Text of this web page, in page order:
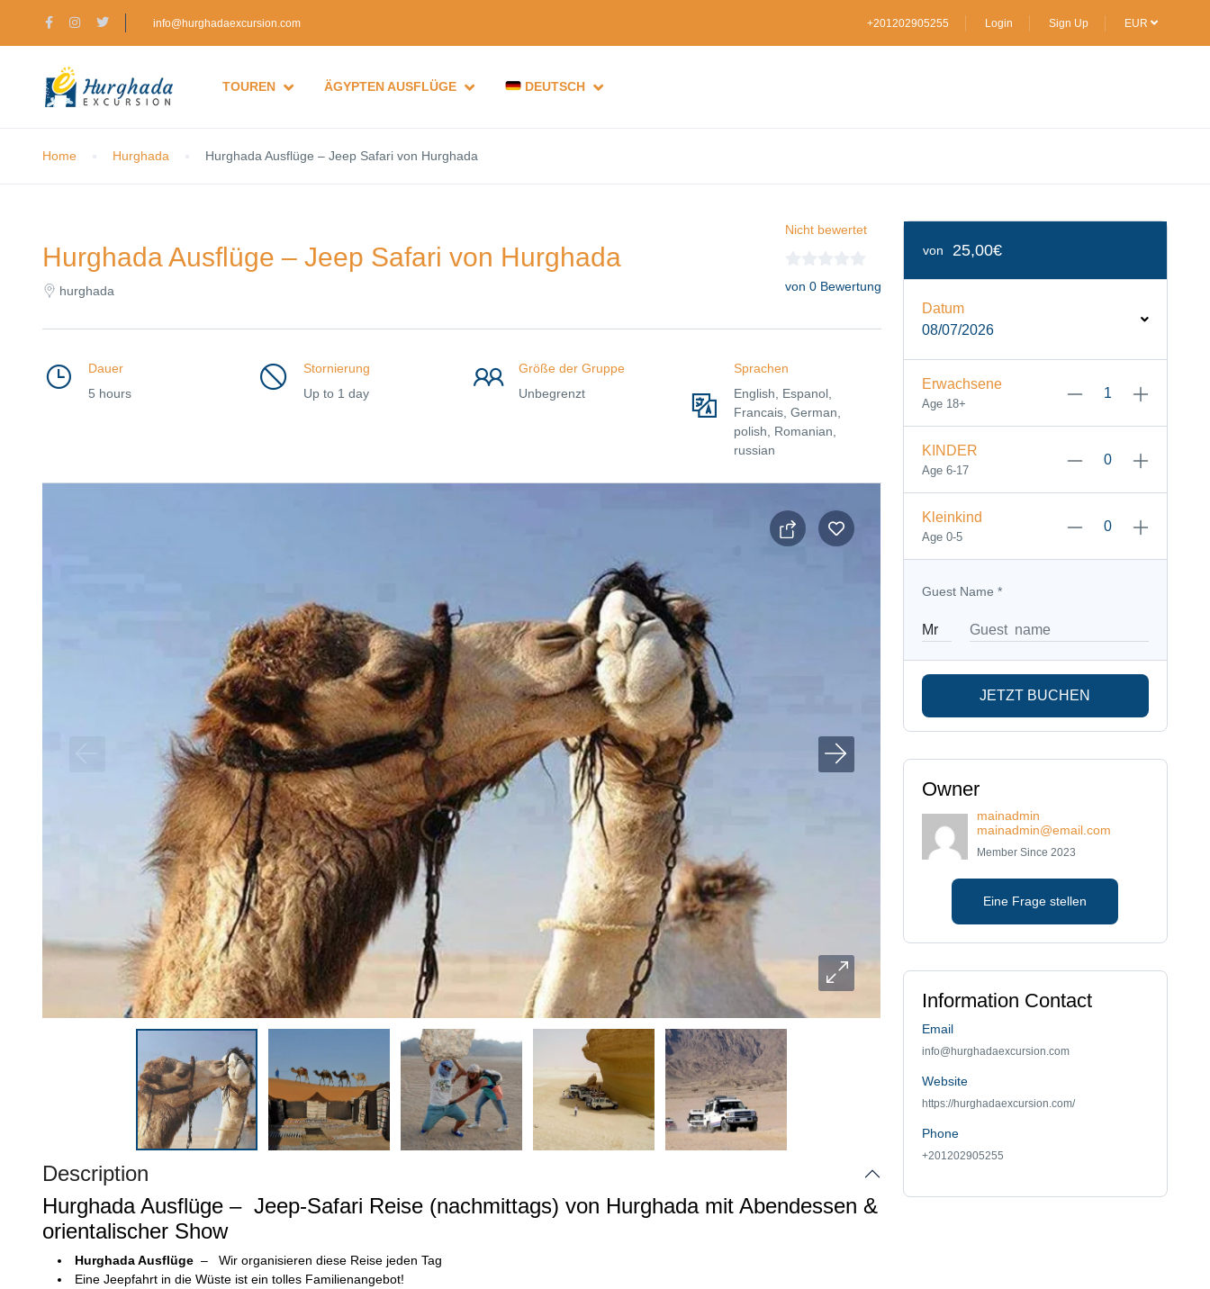
info@hurghadaexcursion.com +201202905255 Login Sign Up EUR
TOUREN ÄGYPTEN AUSFLÜGE DEUTSCH
Home Hurghada Hurghada Ausflüge – Jeep Safari von Hurghada
Hurghada Ausflüge – Jeep Safari von Hurghada
hurghada
Nicht bewertet
von 0 Bewertung
Dauer
5 hours
Stornierung
Up to 1 day
Größe der Gruppe
Unbegrenzt
Sprachen
English, Espanol,
Francais, German,
polish, Romanian,
russian
Description
Hurghada Ausflüge – Jeep-Safari Reise (nachmittags) von Hurghada mit Abendessen &
orientalischer Show
Hurghada Ausflüge – Wir organisieren diese Reise jeden Tag
Eine Jeepfahrt in die Wüste ist ein tolles Familienangebot!
von 25,00€
Datum
08/07/2026
Erwachsene
Age 18+
KINDER
Age 6-17
Kleinkind
Age 0-5
Guest Name *
JETZT BUCHEN
Owner
mainadmin
mainadmin@email.com
Member Since 2023
Eine Frage stellen
Information Contact
Email
info@hurghadaexcursion.com
Website
https://hurghadaexcursion.com/
Phone
+201202905255